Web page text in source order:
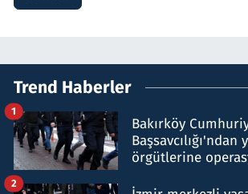
Trend Haberler
Bakırköy
örgütlerine
1
2